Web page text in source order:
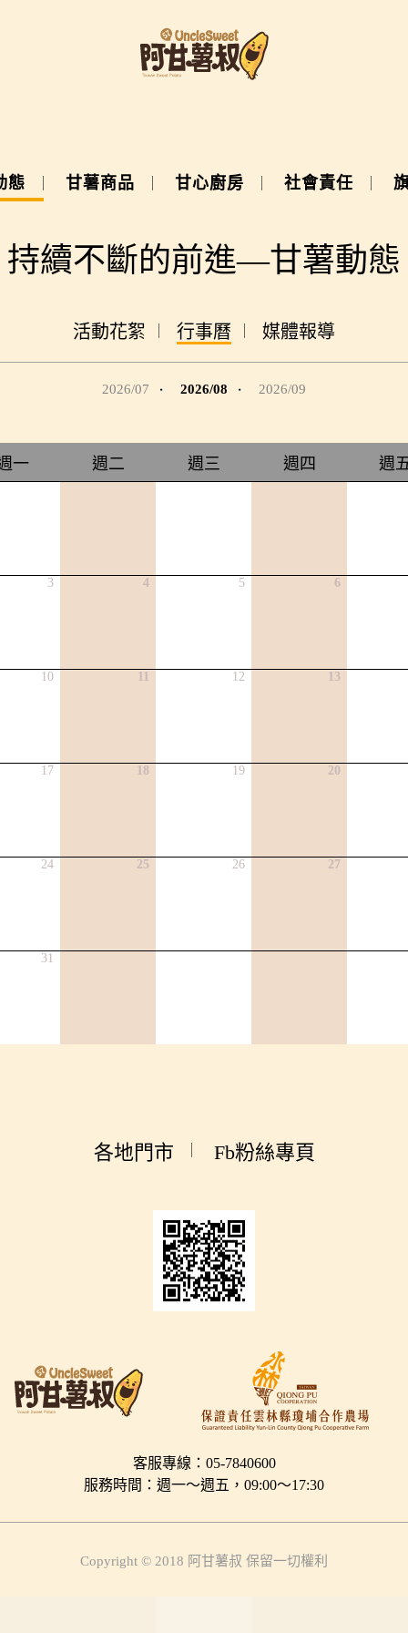
態 甘薯商品 甘心廚房 社會責任
持續不斷的前進—甘薯動態
活動花絮 行事曆 媒體報導
2026/07 2026/08 2026/09
一 週二 週三 週四 週
3 4 5 6
10 11 12 13
17 18 19 20
24 25 26 27
31
各地門市 Fb粉絲專頁
客服專線：05-7840600
服務時間：週一～週五，09:00～17:30
Copyright © 2018 阿甘薯叔 保留一切權利